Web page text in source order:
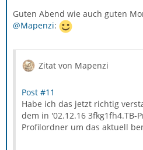
Guten Abend wie auch guten
@Mapenzi:
Zitat von Mapenzi
Post #11
Habe ich das jetzt richtig
dem in '02.12.16 3fkg1fh4.TB-
Profilordner um das aktuell